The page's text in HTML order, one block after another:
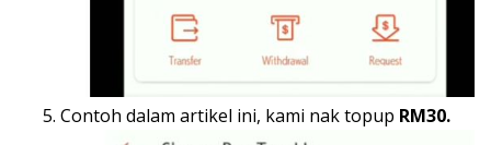
Contoh dalam artikel ini, kami nak topup RM30.